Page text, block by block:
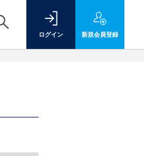
ログイン 新規会員登録